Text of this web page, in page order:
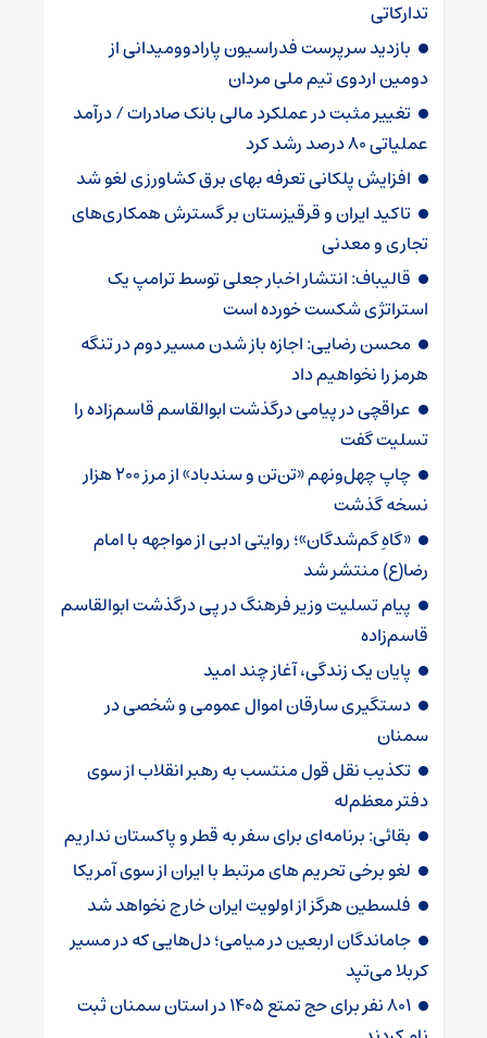
تدارکاتی
بازدید سرپرست فدراسیون پارادوومیدانی از
دومین اردوی تیم ملی مردان
تغییر مثبت در عملکرد مالی بانک صادرات / درآمد
عملیاتی ۸۰ درصد رشد کرد
افزایش پلکانی تعرفه بهای برق کشاورزی لغو شد
تاکید ایران و قرقیزستان بر گسترش همکاری‌های
تجاری و معدنی
قالیباف: انتشار اخبار جعلی توسط ترامپ یک
استراتژی شکست خورده است
محسن رضایی: اجازه باز شدن مسیر دوم در تنگه
هرمز را نخواهیم داد
عراقچی در پیامی درگذشت ابوالقاسم قاسم‌زاده را
تسلیت گفت
چاپ چهل‌ونهم «تن‌تن و سندباد» از مرز ۲۰۰ هزار
نسخه گذشت
«گاهِ گم‌شدگان»؛ روایتی ادبی از مواجهه با امام
رضا(ع) منتشر شد
پیام تسلیت وزیر فرهنگ در پی درگذشت ابوالقاسم
قاسم‌زاده
پایان یک زندگی، آغاز چند امید
دستگیری سارقان اموال عمومی و شخصی در
سمنان
تکذیب نقل قول منتسب به رهبر انقلاب از سوی
دفتر معظم‌له
بقائی: برنامه‌ای برای سفر به قطر و پاکستان نداریم
لغو برخی تحریم های مرتبط با ایران از سوی آمریکا
فلسطین هرگز از اولویت ایران خارج نخواهد شد
جاماندگان اربعین در میامی؛ دل‌هایی که در مسیر
کربلا می‌تپد
۸۰۱ نفر برای حج تمتع ۱۴۰۵ در استان سمنان ثبت